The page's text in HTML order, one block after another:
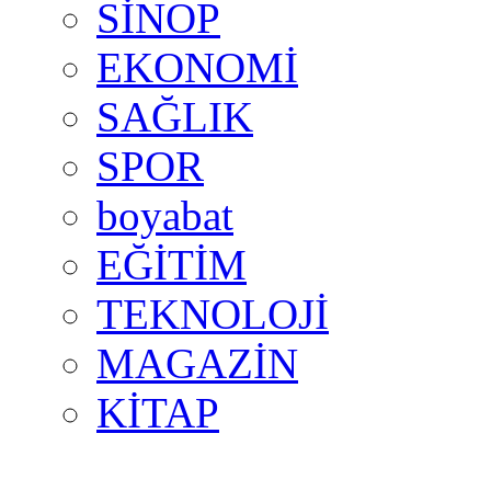
SİNOP
EKONOMİ
SAĞLIK
SPOR
boyabat
EĞİTİM
TEKNOLOJİ
MAGAZİN
KİTAP